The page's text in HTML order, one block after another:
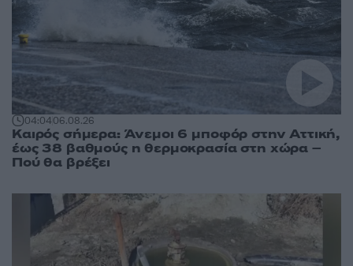
04:0406.08.26
Καιρός σήμερα: Άνεμοι 6 μποφόρ στην Αττική,
έως 38 βαθμούς η θερμοκρασία στη χώρα –
Πού θα βρέξει